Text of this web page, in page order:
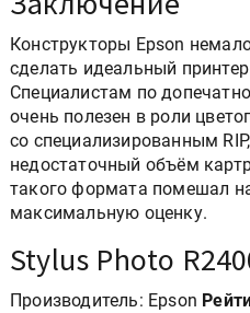
Конструкторы Epson
сделать идеальный
Специалистам по
очень полезен в роли
со специализированным
недостаточный объём
такого формата помешал
максимальную оценку.
Stylus Photo
Производитель: Epson